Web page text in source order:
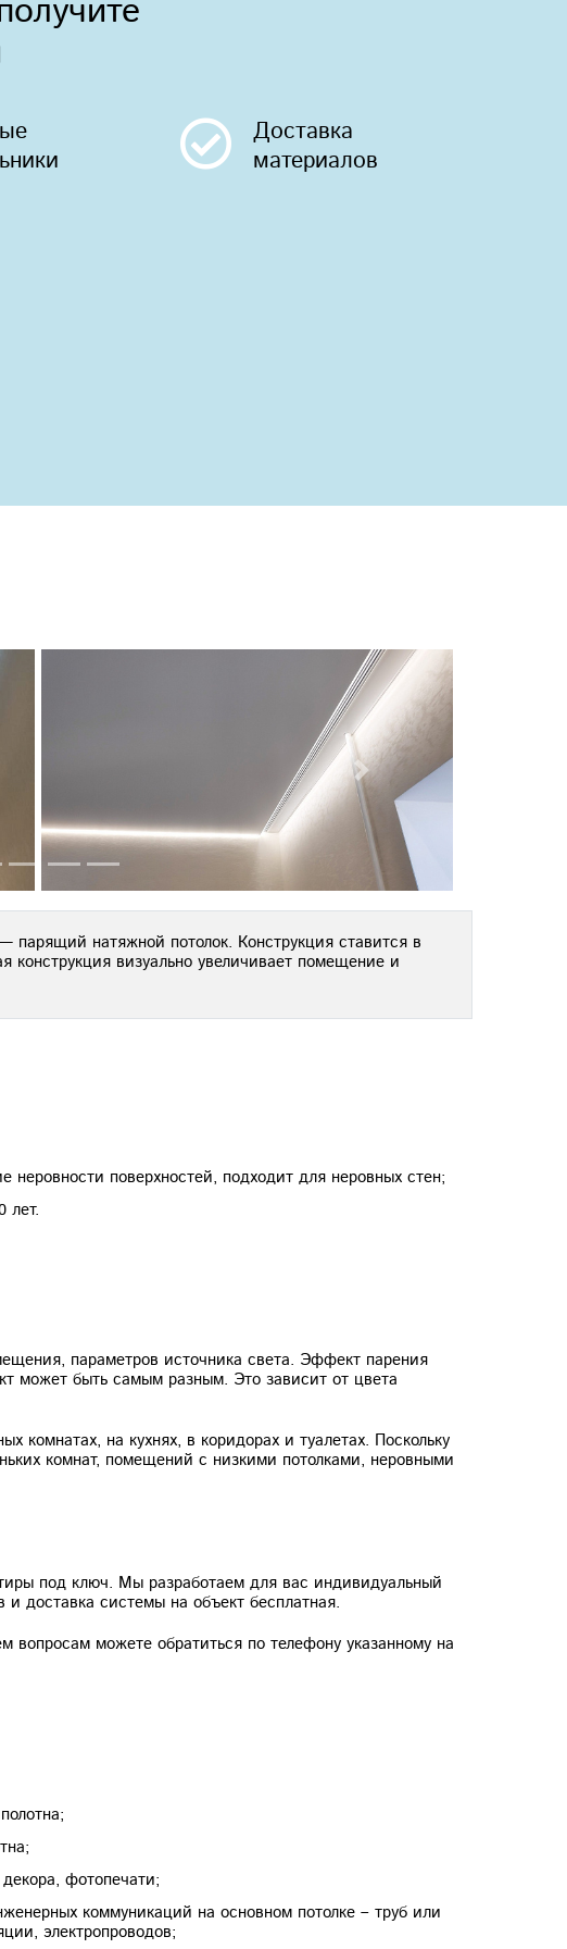
Доставка
материалов
Next
парящий натяжной потолок. Конструкция ставится в
конструкция визуально увеличивает помещение и
неровности поверхностей, подходит для неровных стен;
лет.
параметров источника света. Эффект парения
может быть самым разным. Это зависит от цвета
комнатах, на кухнях, в коридорах и туалетах. Поскольку
комнат, помещений с низкими потолками, неровными
под ключ. Мы разработаем для вас индивидуальный
доставка системы на объект бесплатная.
вопросам можете обратиться по телефону указанному на
фотопечати;
коммуникаций на основном потолке – труб или
электропроводов;